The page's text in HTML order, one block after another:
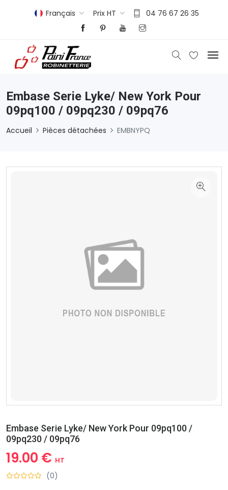
Français Prix HT 04 76 67 26 35
Embase Serie Lyke/ New York Pour
09pq100 / 09pq230 / 09pq76
Accueil Pièces détachées EMBNYPQ
Embase Serie Lyke/ New York Pour 09pq100 /
09pq230 / 09pq76
19.00 € HT
(0)